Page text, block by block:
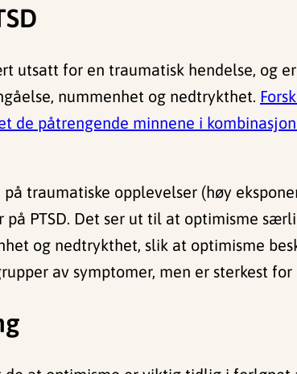
utsatt for en traumatisk hendelse, og
nummenhet og nedtrykthet.
de påtrengende minnene i
traumatiske opplevelser (høy
PTSD. Det ser ut til at optimisme
og nedtrykthet, slik at optimisme
av symptomer, men er sterkest